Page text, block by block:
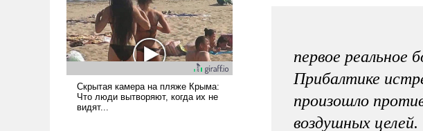
первое реальное
Прибалтике
произошло
воздушных целей.